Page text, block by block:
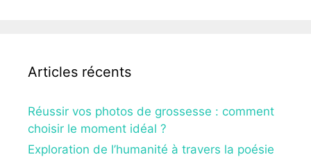
Articles récents
Réussir vos photos de grossesse : comment
choisir le moment idéal ?
Exploration de l’humanité à travers la poésie